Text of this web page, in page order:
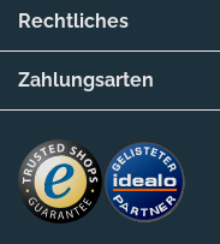
Rechtliches
Zahlungsarten